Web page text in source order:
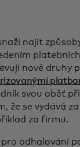
najít
nové druhy
svou oběť
že se vydává
za firmu.
odhalování